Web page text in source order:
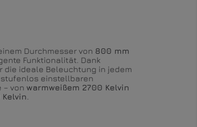
Durchmesser von 800 mm
Funktionalität. Dank
die ideale Beleuchtung in jedem
einstellbaren
– von warmweißem 2700 Kelvin